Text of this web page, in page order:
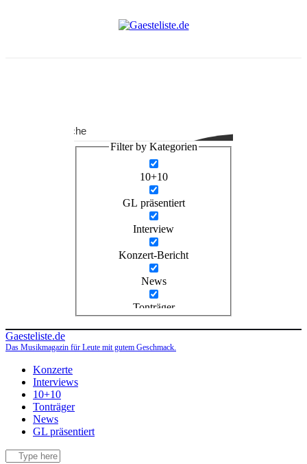
Suche
Filter by Kategorien
10+10
GL präsentiert
Interview
Konzert-Bericht
News
Tonträger
Gaesteliste.de
Das Musikmagazin für Leute mit gutem Geschmack.
Konzerte
Interviews
10+10
Tonträger
News
GL präsentiert